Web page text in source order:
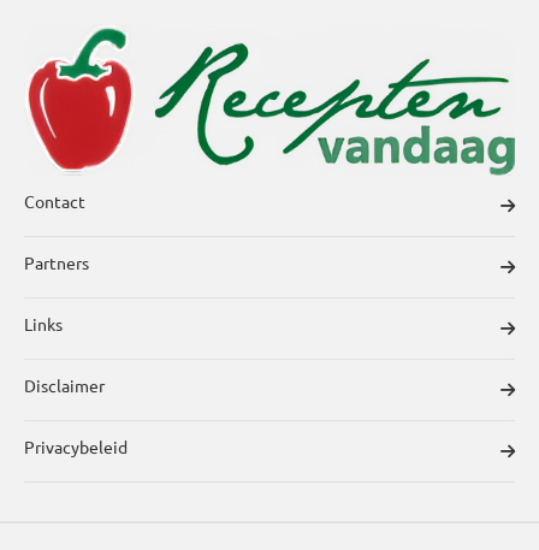
Contact
Partners
Links
Disclaimer
Privacybeleid